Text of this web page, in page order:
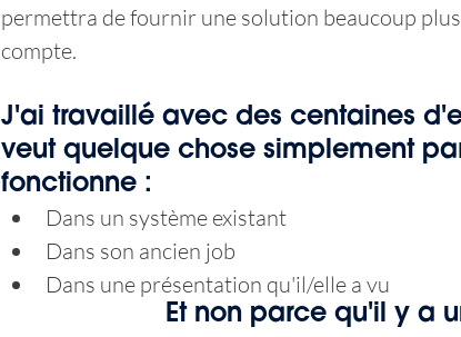
permettra de fournir une solution beaucoup
compte.
J'ai travaillé avec des centaines
veut quelque chose simplement
fonctionne :
Dans un système existant
Dans son ancien job
Dans une présentation qu'il/elle a vu
Et non parce qu'il y a